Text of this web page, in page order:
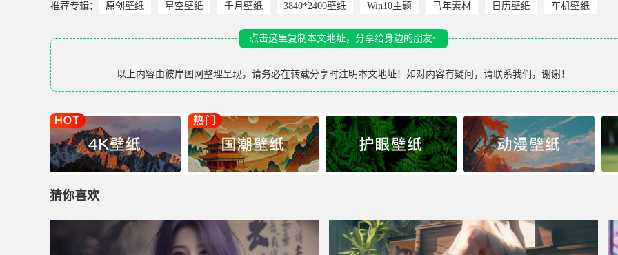
推荐专辑： 原创壁纸 星空壁纸 千月壁纸 3840*2400壁纸 Win10主题 马年素材 日历壁纸 车机壁纸
点击这里复制本文地址，分享给身边的朋友~
以上内容由彼岸图网 整理呈现，请务必在转载分享时注明本文地址！如对内容有疑问，请联系我们，谢谢！
猜你喜欢